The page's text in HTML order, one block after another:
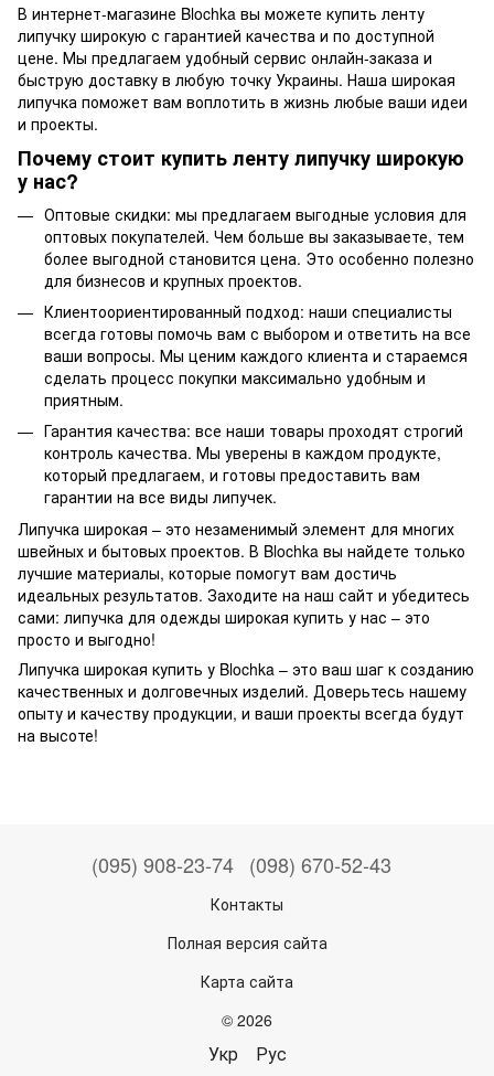
В интернет-магазине Blochka вы можете купить ленту
липучку широкую с гарантией качества и по доступной
цене. Мы предлагаем удобный сервис онлайн-заказа и
быструю доставку в любую точку Украины. Наша широкая
липучка поможет вам воплотить в жизнь любые ваши идеи
и проекты.
Почему стоит купить ленту липучку широкую
у нас?
Оптовые скидки: мы предлагаем выгодные условия для
оптовых покупателей. Чем больше вы заказываете, тем
более выгодной становится цена. Это особенно полезно
для бизнесов и крупных проектов.
Клиентоориентированный подход: наши специалисты
всегда готовы помочь вам с выбором и ответить на все
ваши вопросы. Мы ценим каждого клиента и стараемся
сделать процесс покупки максимально удобным и
приятным.
Гарантия качества: все наши товары проходят строгий
контроль качества. Мы уверены в каждом продукте,
который предлагаем, и готовы предоставить вам
гарантии на все виды липучек.
Липучка широкая – это незаменимый элемент для многих
швейных и бытовых проектов. В Blochka вы найдете только
лучшие материалы, которые помогут вам достичь
идеальных результатов. Заходите на наш сайт и убедитесь
сами: липучка для одежды широкая купить у нас – это
просто и выгодно!
Липучка широкая купить у Blochka – это ваш шаг к созданию
качественных и долговечных изделий. Доверьтесь нашему
опыту и качеству продукции, и ваши проекты всегда будут
на высоте!
(095) 908-23-74 (098) 670-52-43
Контакты
Полная версия сайта
Карта сайта
© 2026
Укр Рус